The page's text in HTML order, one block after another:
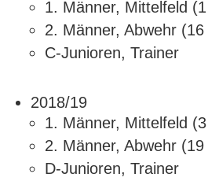
1. Männer, Mittelfeld
2. Männer, Abwehr
C-Junioren, Trainer
2018/19
1. Männer, Mittelfeld
2. Männer, Abwehr
D-Junioren, Trainer